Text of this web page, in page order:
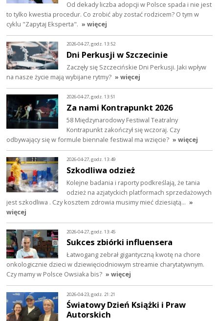
Od dekady liczba adopcji w Polsce spada i nie jest
to tylko kwestia procedur. Co zrobić aby zostać rodzicem? O tym w
cyklu "Zapytaj Eksperta". » więcej
2026-04-27, godz. 13:52
Dni Perkusji w Szczecinie
Zaczęły się Szczecińskie Dni Perkusji. Jaki wpływ
na nasze życie mają wybijane rytmy? » więcej
2026-04-27, godz. 13:51
Za nami Kontrapunkt 2026
58 Międzynarodowy Festiwal Teatralny
Kontrapunkt zakończył się wczoraj. Czy
odbywający się w formule biennale festiwal ma wzięcie? » więcej
2026-04-27, godz. 13:49
Szkodliwa odzież
Kolejne badania i raporty podkreślają, że tania
odzież na azjatyckich platformach sprzedażowych
jest szkodliwa . Czy kosztem zdrowia musimy mieć dziesiątą… »
więcej
2026-04-27, godz. 13:45
Sukces zbiórki influensera
Łatwogang zebrał gigantyczną kwotę na chore
onkologicznie dzieci w dziewięciodniowym streamie charytatywnym.
Czy mamy w Polsce Owsiaka bis? » więcej
2026-04-23, godz. 21:21
Światowy Dzień Książki i Praw
Autorskich